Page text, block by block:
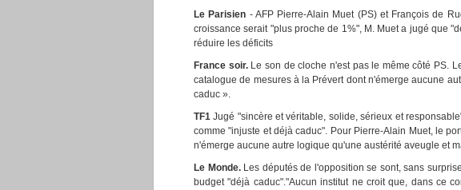
Le Parisien - AFP Pierre-Alain Muet (PS) et François de
croissance serait "plus proche de 1%", M. Muet a jugé que
réduire les déficits
France soir.Le son de cloche n'est pas le même côté PS.
catalogue de mesures à la Prévert dont n'émerge aucune
caduc ».
TF1 Jugé "sincère et véritable, solide, sérieux et
comme "injuste et déjà caduc". Pour Pierre-Alain Muet, le
n'émerge aucune autre logique qu'une austérité aveugle et
Le Monde.Les députés de l'opposition se sont, sans
budget "déjà caduc"."Aucun institut ne croit que, dans ce